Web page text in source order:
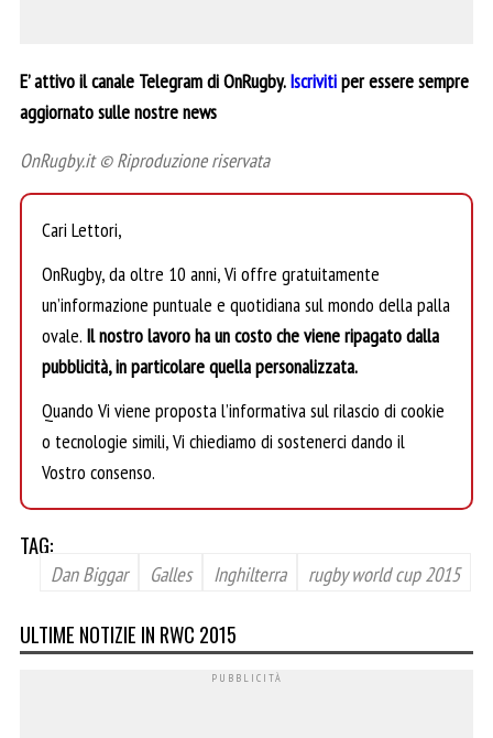
E’ attivo il canale Telegram di OnRugby.Iscrivitiper essere sempre
aggiornato sulle nostre news
OnRugby.it © Riproduzione riservata
Cari Lettori,
OnRugby, da oltre 10 anni, Vi offre gratuitamente
un’informazione puntuale e quotidiana sul mondo della palla
ovale. Il nostro lavoro ha un costo che viene ripagato dalla
pubblicità, in particolare quella personalizzata.
Quando Vi viene proposta l’informativa sul rilascio di cookie
o tecnologie simili, Vi chiediamo di sostenerci dando il
Vostro consenso.
TAG:
Dan Biggar Galles Inghilterra rugby world cup 2015
ULTIME NOTIZIE IN RWC 2015